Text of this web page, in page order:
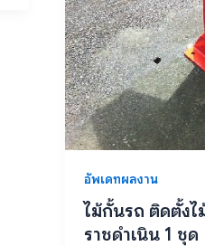
อัพเดทผลงาน
ไม้กั้นรถ ติดตั้ง
ราชดำเนิน 1 ชุด